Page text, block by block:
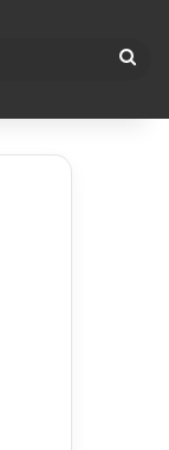
ค้นห